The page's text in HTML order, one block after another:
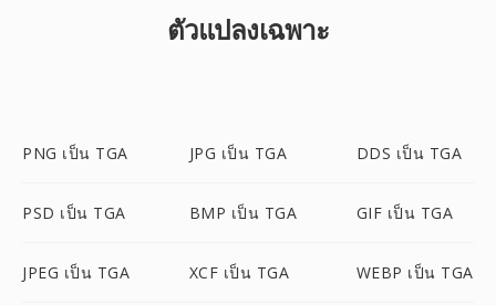
ตัวแปลงเฉพาะ
PNG เป็น TGA JPG เป็น TGA DDS เป็น TGA
PSD เป็น TGA BMP เป็น TGA GIF เป็น TGA
JPEG เป็น TGA XCF เป็น TGA WEBP เป็น TGA